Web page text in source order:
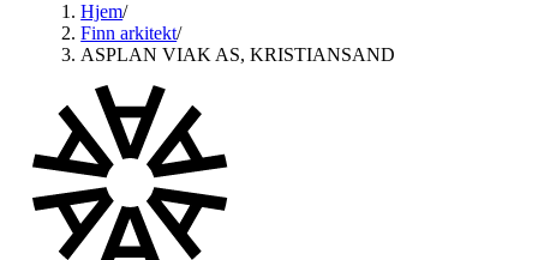
Hjem/
Finn arkitekt/
ASPLAN VIAK AS, KRISTIANSAND